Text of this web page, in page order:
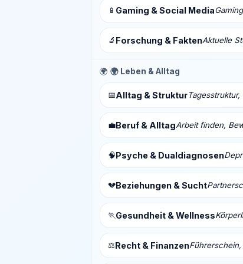
📱 Gaming & Social Media
🔬 Forschung & FaktenAktuelle
🌍 🌍 Leben & Alltag
📅Alltag & Struktur
💼Beruf & AlltagArbeit finden,
🧠Psyche & Dualdiagnosen
💔Beziehungen & Sucht
🏃Gesundheit & Wellness
⚖️Recht & Finanzen